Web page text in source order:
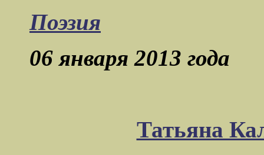
Поэзия
06 января 2013 года
Татьяна